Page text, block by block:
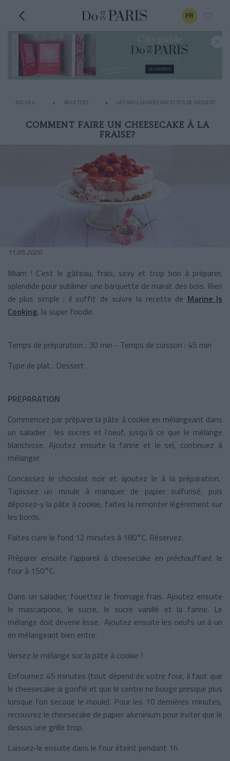
FR
ACCUEIL RECETTES LES MEILLEURES RECETTES DE DESSERT
COMMENT FAIRE UN CHEESECAKE À LA
FRAISE?
11.05.2020
Miam ! C’est le gâteau, frais, sexy et trop bon à préparer,
splendide pour sublimer une barquette de marat des bois. Rien
de plus simple : il suffit de suivre la recette de Marine Is
Cooking, la super foodie.
Temps de préparation : 30 min - Temps de cuisson : 45 min
Type de plat : Dessert
PREPARATION
Commencez par préparer la pâte à cookie en mélangeant dans
un saladier : les sucres et l’oeuf, jusqu’à ce que le mélange
blanchisse. Ajoutez ensuite la farine et le sel, continuez à
mélanger.
Concassez le chocolat noir et ajoutez le à la préparation.
Tapissez un moule à manquer de papier sulfurisé, puis
déposez-y la pâte à cookie, faites la remonter légèrement sur
les bords.
Faites cuire le fond 12 minutes à 180°C. Réservez.
Préparer ensuite l’appareil à cheesecake en préchauffant le
four à 150°C.
Dans un saladier, fouettez le fromage frais. Ajoutez ensuite
le mascarpone, le sucre, le sucre vanillé et la farine. Le
mélange doit devenir lisse. Ajoutez ensuite les oeufs un à un
en mélangeant bien entre.
Versez le mélange sur la pâte à cookie !
Enfournez 45 minutes (tout dépend de votre four, il faut que
le cheesecake ai gonflé et que le centre ne bouge presque plus
lorsque l’on secoue le moule). Pour les 10 dernières minutes,
recouvrez le cheesecake de papier aluminium pour éviter que le
dessus une grille trop.
Laissez-le ensuite dans le four éteint pendant 1h.